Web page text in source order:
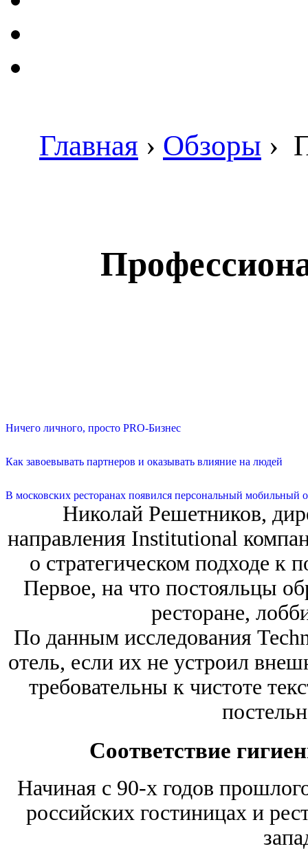
Главная › Обзоры ›
Ничего личного, просто PRO-Бизнес
Как завоевывать партнеров и оказывать влияние на людей
В московских ресторанах появился персональный мобильный
Николай Решетников,
направления Institutional
о стратегическом подходе к
Первое, на что постояльцы
ресторане,
По данным исследования
отель, если их не устроил
требовательны к чистоте
Соответствие
Начиная с 90-х годов
российских гостиницах и